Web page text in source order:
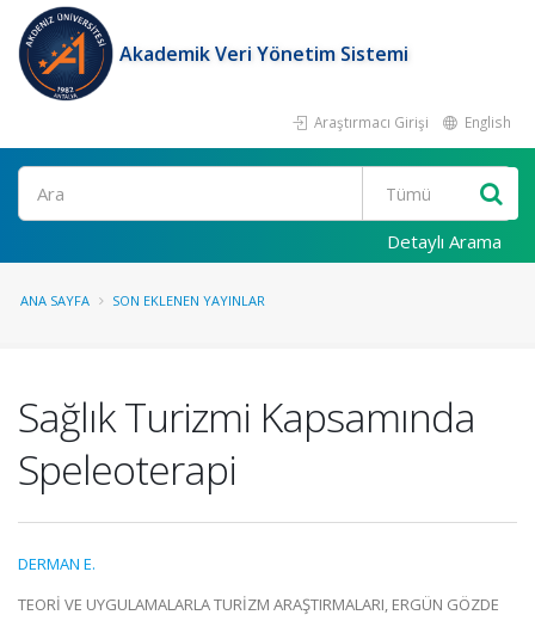
Akademik Veri Yönetim Sistemi
Araştırmacı Girişi English
Ara
Detaylı Arama
ANA SAYFA SON EKLENEN YAYINLAR
Sağlık Turizmi Kapsamında
Speleoterapi
DERMAN E.
TEORİ VE UYGULAMALARLA TURİZM ARAŞTIRMALARI, ERGÜN GÖZDE